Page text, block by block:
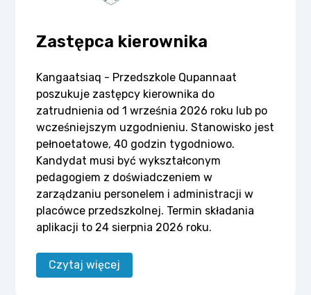
Zastępca kierownika
Kangaatsiaq - Przedszkole Qupannaat
poszukuje zastępcy kierownika do
zatrudnienia od 1 września 2026 roku lub po
wcześniejszym uzgodnieniu. Stanowisko jest
pełnoetatowe, 40 godzin tygodniowo.
Kandydat musi być wykształconym
pedagogiem z doświadczeniem w
zarządzaniu personelem i administracji w
placówce przedszkolnej. Termin składania
aplikacji to 24 sierpnia 2026 roku.
Czytaj więcej